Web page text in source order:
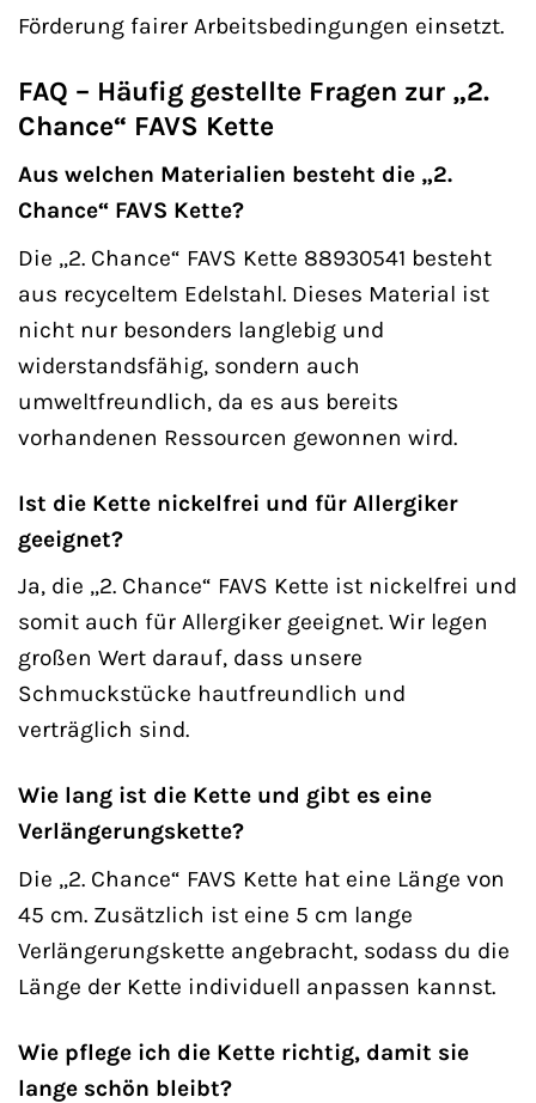
Förderung fairer Arbeitsbedingungen einsetzt.
FAQ – Häufig gestellte Fragen zur „2.
Chance“ FAVS Kette
Aus welchen Materialien besteht die „2.
Chance“ FAVS Kette?
Die „2. Chance“ FAVS Kette 88930541 besteht
aus recyceltem Edelstahl. Dieses Material ist
nicht nur besonders langlebig und
widerstandsfähig, sondern auch
umweltfreundlich, da es aus bereits
vorhandenen Ressourcen gewonnen wird.
Ist die Kette nickelfrei und für Allergiker
geeignet?
Ja, die „2. Chance“ FAVS Kette ist nickelfrei und
somit auch für Allergiker geeignet. Wir legen
großen Wert darauf, dass unsere
Schmuckstücke hautfreundlich und
verträglich sind.
Wie lang ist die Kette und gibt es eine
Verlängerungskette?
Die „2. Chance“ FAVS Kette hat eine Länge von
45 cm. Zusätzlich ist eine 5 cm lange
Verlängerungskette angebracht, sodass du die
Länge der Kette individuell anpassen kannst.
Wie pflege ich die Kette richtig, damit sie
lange schön bleibt?